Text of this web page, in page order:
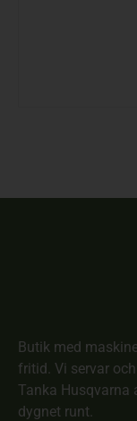
Butik med
fritid. Vi servar
Tanka
dygnet runt.